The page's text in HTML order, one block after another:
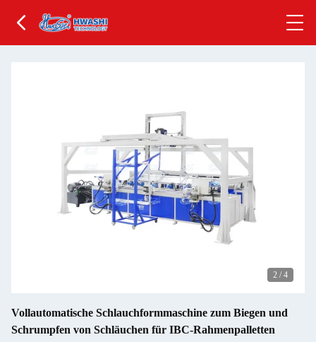
2 / 4
Vollautomatische Schlauchformmaschine zum Biegen und
Schrumpfen von Schläuchen für IBC-Rahmenpalletten